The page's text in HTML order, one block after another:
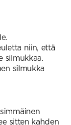
niin, että
silmukkaa.
silmukka
sitten kahden